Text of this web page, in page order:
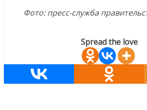
Фото: пресс-служба
Spread the love